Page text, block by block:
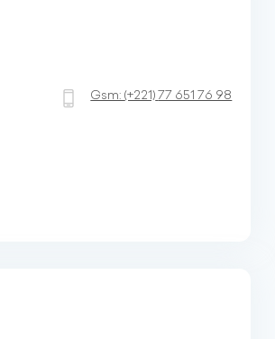
Gsm:(+221)77 651 76 98